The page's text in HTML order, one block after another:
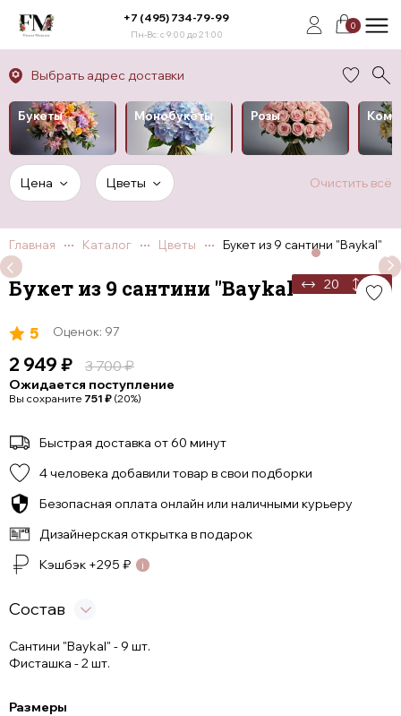
+7 (495) 734-79-99
Пн-Вс: с 9:00 до 21:00
0
Выбрать адрес доставки
Букеты Монобукеты Розы
Цена Цветы Очистить всё
Главная Каталог Цветы Букет из 9 сантини "Baykal"
20 50
Букет из 9 сантини "Baykal"
5 Оценок: 97
2 949 ₽ 3 700₽
Ожидается поступление
Вы сохраните 751 ₽ (20%)
Быстрая доставка от 60 минут
4 человека добавили товар в свои подборки
Безопасная оплата онлайн или наличными курьеру
Дизайнерская открытка в подарок
Кэшбэк +295 ₽
Состав
Сантини "Baykal" - 9 шт.
Фисташка - 2 шт.
Размеры